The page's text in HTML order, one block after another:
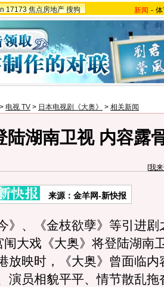
17173 焦点房地产 搜狗 新闻 -
> 电视 TV > 日本电视剧《大奥》 > 相关新闻
陆湖南卫视 内容露
[我
来源：金羊网-新快报
、《金枝欲孽》等引进剧
闱大戏《大奥》将登陆湖南
放映时，《大奥》曾面临内
演员相貌平平、情节散乱拖